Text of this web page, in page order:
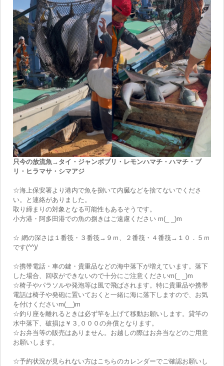
只今の放流魚→タイ・ジャンボブリ・レモンハマチ・ハマチ・ブ
リ・ヒラマサ・シマアジ
☆海上保安署より港内で魚を捌いて内臓などを捨てないでくださ
い。と連絡がありました。
取り締まりの対象となる可能性もあるそうです。
小方港・阿多田港での魚の捌きはご遠慮ください m(_ _)m
☆ 網の深さは１番筏・３番筏→９ｍ、２番筏・４番筏→１０．５ｍ
です(^^)/
☆携帯電話・車の鍵・貴重品などの海中落下が増えています。落下
した場合、回収ができないので十分にご注意くださいm(_ _)m
☆椅子やパラソルや発泡等は風で飛ばされます。特に貴重品や携帯
電話は椅子や発砲に置いておくと一緒に海に落下しますので、お気
を付けくださいm(__)m
☆釣り座を離れるときは必ず竿を上げて移動お願いします。貸竿の
水中落下、破損は￥３,０００の弁償となります。
☆お弁当等の販売はありません。お越しの際はお弁当などのご用意
お願いします。
☆予約状況が見られない方はこちらのカレンダーでご確認お願いし